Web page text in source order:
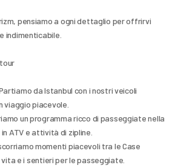
pensiamo a ogni dettaglio per offrirvi
indimenticabile.
da Istanbul con i nostri veicoli
viaggio piacevole.
un programma ricco di passeggiate nella
ATV e attività di zipline.
momenti piacevoli tra le Case
e i sentieri per le passeggiate.